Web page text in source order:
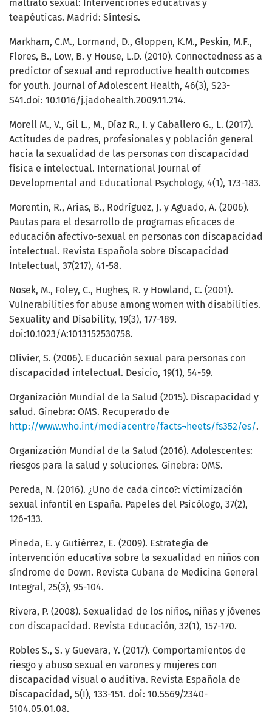
maltrato sexual: Intervenciones educativas y
teapéuticas. Madrid: Síntesis.
Markham, C.M., Lormand, D., Gloppen, K.M., Peskin, M.F.,
Flores, B., Low, B. y House, L.D. (2010). Connectedness as a
predictor of sexual and reproductive health outcomes
for youth. Journal of Adolescent Health, 46(3), S23-
S41.doi: 10.1016/j.jadohealth.2009.11.214.
Morell M., V., Gil L., M., Díaz R., I. y Caballero G., L. (2017).
Actitudes de padres, profesionales y población general
hacia la sexualidad de las personas con discapacidad
física e intelectual. International Journal of
Developmental and Educational Psychology, 4(1), 173-183.
Morentin, R., Arias, B., Rodríguez, J. y Aguado, A. (2006).
Pautas para el desarrollo de programas eficaces de
educación afectivo-sexual en personas con discapacidad
intelectual. Revista Española sobre Discapacidad
Intelectual, 37(217), 41-58.
Nosek, M., Foley, C., Hughes, R. y Howland, C. (2001).
Vulnerabilities for abuse among women with disabilities.
Sexuality and Disability, 19(3), 177-189.
doi:10.1023/A:1013152530758.
Olivier, S. (2006). Educación sexual para personas con
discapacidad intelectual. Desicio, 19(1), 54-59.
Organización Mundial de la Salud (2015). Discapacidad y
salud. Ginebra: OMS. Recuperado de
http://www.who.int/mediacentre/facts¬heets/fs352/es/.
Organización Mundial de la Salud (2016). Adolescentes:
riesgos para la salud y soluciones. Ginebra: OMS.
Pereda, N. (2016). ¿Uno de cada cinco?: victimización
sexual infantil en España. Papeles del Psicólogo, 37(2),
126-133.
Pineda, E. y Gutiérrez, E. (2009). Estrategia de
intervención educativa sobre la sexualidad en niños con
síndrome de Down. Revista Cubana de Medicina General
Integral, 25(3), 95-104.
Rivera, P. (2008). Sexualidad de los niños, niñas y jóvenes
con discapacidad. Revista Educación, 32(1), 157-170.
Robles S., S. y Guevara, Y. (2017). Comportamientos de
riesgo y abuso sexual en varones y mujeres con
discapacidad visual o auditiva. Revista Española de
Discapacidad, 5(I), 133-151. doi: 10.5569/2340-
5104.05.01.08.